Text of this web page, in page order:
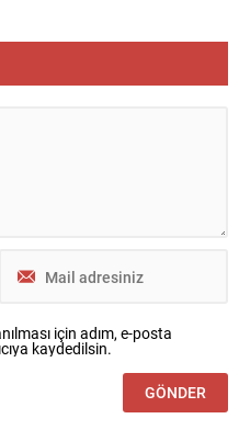
için adım, e-posta
kaydedilsin.